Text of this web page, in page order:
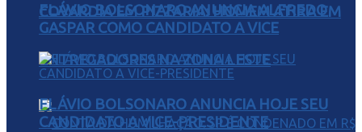
COVARDIA EM PIZZARIA: HOMEM ATIRA EM
ENTREGADORES NA ZONA LESTE
FLÁVIO BOLSONARO ANUNCIA ALFREDO
GASPAR COMO CANDIDATO A VICE
FLÁVIO BOLSONARO ANUNCIA HOJE SEU
CANDIDATO A VICE-PRESIDENTE